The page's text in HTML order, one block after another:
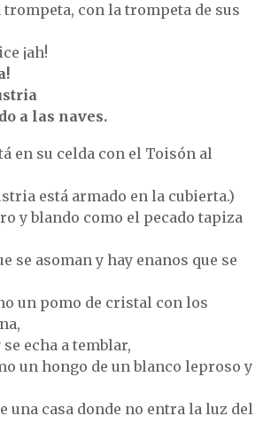
con la trompeta de sus
¡ah!
a las naves.
en su celda con el Toisón al
está armado en la cubierta.)
y blando como el pecado tapiza
se asoman y hay enanos que se
un pomo de cristal con los
echa a temblar,
un hongo de un blanco leproso y
una casa donde no entra la luz del